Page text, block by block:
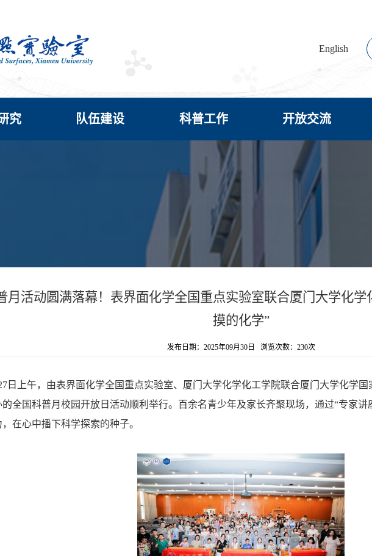
English
究 队伍建设 科普工作 开放交流
月活动圆满落幕！表界面化学全国重点实验室联合厦门大学化学
摸的化学”
发布日期：2025年09月30日 浏览次数： 230次
日上午，由表界面化学全国重点实验室、厦门大学化学化工学院联合厦门大学化学
的全国科普月校园开放日活动顺利举行。百余名青少年及家长齐聚现场，通过“专家讲
在心中播下科学探索的种子。